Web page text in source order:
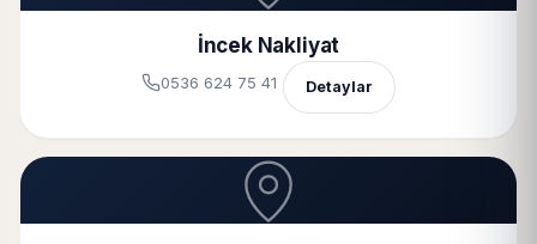
İncek Nakliyat
0536 624 75 41 Detaylar